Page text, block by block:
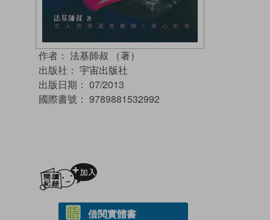
作者： 法基師叔 （著）
出版社： 宇宙出版社
出版日期： 07/2013
國際書號： 9789881532992
借閱實體書